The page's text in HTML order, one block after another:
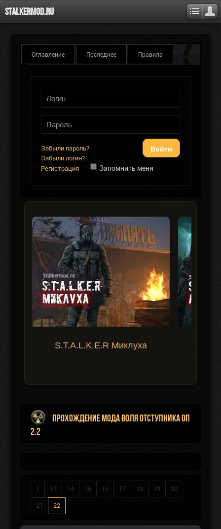
Stalkermod.ru
Оглавление Последнее Правила
Войти
Забыли пароль?
Забыли логин?
Регистрация
Запомнить меня
S.T.A.L.K.E.R Миклуха
Прохождение мода Воля Отступника ОП
2.2
1 13 14 15 16 17 18 19 20
21 22